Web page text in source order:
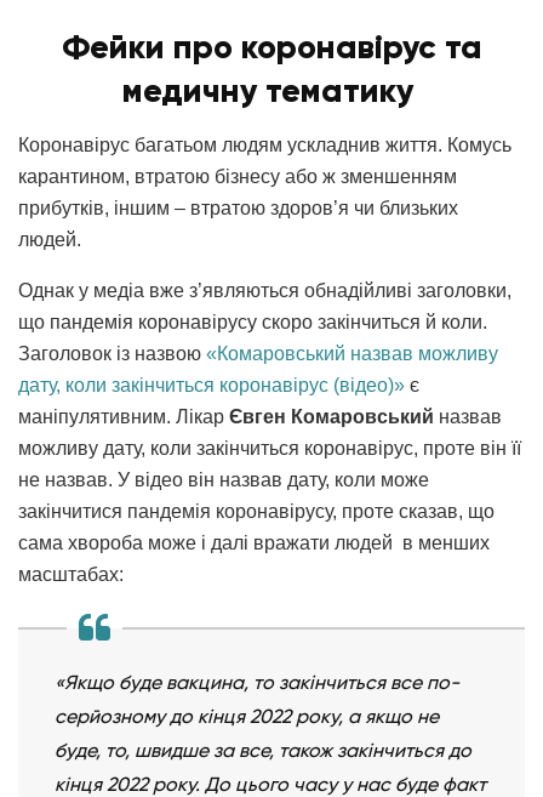
Фейки про коронавірус та
медичну тематику
Коронавірус багатьом людям ускладнив життя. Комусь
карантином, втратою бізнесу або ж зменшенням
прибутків, іншим – втратою здоров’я чи близьких
людей.
Однак у медіа вже з’являються обнадійливі заголовки,
що пандемія коронавірусу скоро закінчиться й коли.
Заголовок із назвою «Комаровський назвав можливу
дату, коли закінчиться коронавірус (відео)» є
маніпулятивним. Лікар Євген Комаровський назвав
можливу дату, коли закінчиться коронавірус, проте він її
не назвав. У відео він назвав дату, коли може
закінчитися пандемія коронавірусу, проте сказав, що
сама хвороба може і далі вражати людей в менших
масштабах:
«Якщо буде вакцина, то закінчиться все по-
серйозному до кінця 2022 року, а якщо не
буде, то, швидше за все, також закінчиться до
кінця 2022 року. До цього часу у нас буде факт